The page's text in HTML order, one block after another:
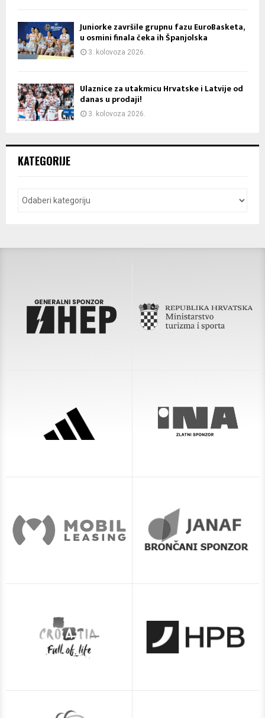
Juniorke završile grupnu fazu EuroBasketa,
u osmini finala čeka ih Španjolska
3. kolovoza 2026.
Ulaznice za utakmicu Hrvatske i Latvije od
danas u prodaji!
3. kolovoza 2026.
KATEGORIJE